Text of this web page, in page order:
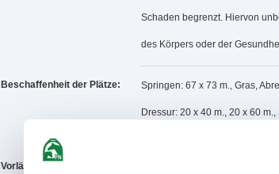
Schaden begrenzt. Hiervon
des Körpers oder der
Beschaffenheit der Plätze: Springen: 67 x 73 m., Gras,
Dressur: 20 x 40 m., 20 x 60
Vorläufige Zeitenteilung: